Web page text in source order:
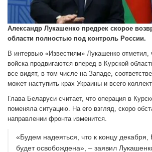
Александр Лукашенко предрек скорое
области полностью под контроль России.
В интервью «Известиям» Лукашенко отметил,
войска продвигаются вперед в Курской
все видят, в том числе на Западе,
может наступить крах Украины и всего
Глава Беларуси считает, что операция в
поменяла ситуацию. На его взгляд, скоро
направлении фронта изменится.
«Будем надеяться, что к концу декабря,
будет освобождена», – заявил